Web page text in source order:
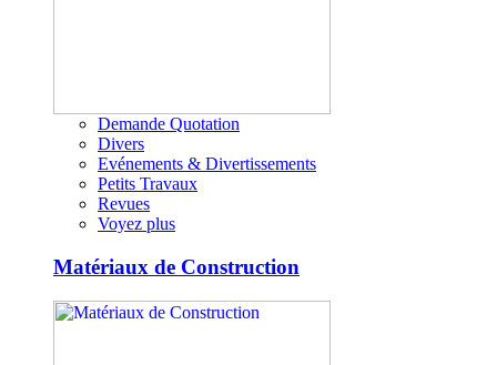
Demande Quotation
Divers
Evénements & Divertissements
Petits Travaux
Revues
Voyez plus
Matériaux de Construction